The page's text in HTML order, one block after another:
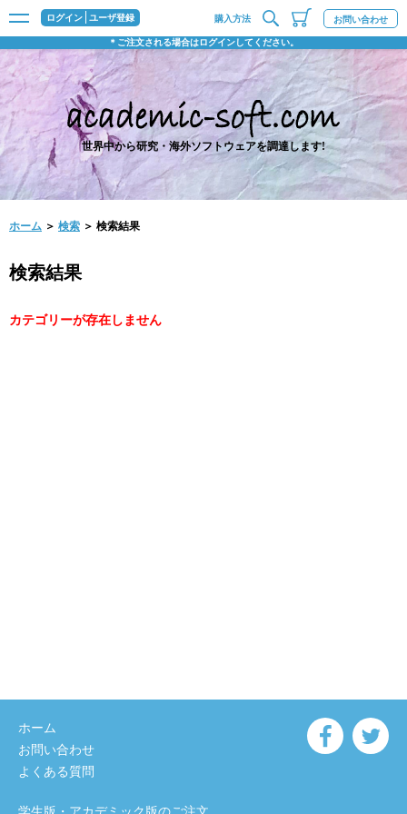
ログイン ユーザ登録
＊ご注文される場合はログインしてください。
購入方法 お問い合わせ
世界中から研究・海外ソフトウェアを調達します!
ホーム ＞ 検索 ＞ 検索結果
検索結果
カテゴリーが存在しません
ホーム
お問い合わせ
よくある質問